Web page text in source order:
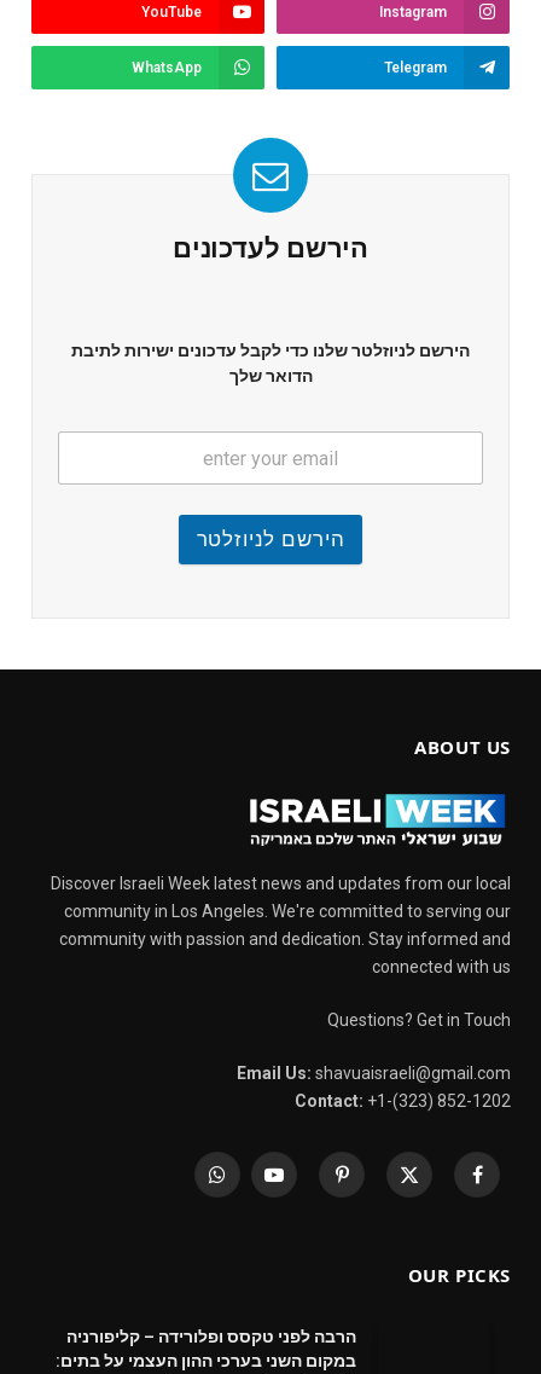
Instagram
YouTube
Telegram
WhatsApp
הירשם לעדכונים
הירשם לניוזלטר שלנו כדי לקבל עדכונים ישירות לתיבת
הדואר שלך
הירשם לניוזלטר
ABOUT US
Discover Israeli Week latest news and updates from our local
community in Los Angeles. We're committed to serving our
community with passion and dedication. Stay informed and
connected with us
Questions? Get in Touch
Email Us: shavuaisraeli@gmail.com
Contact: +1-(323) 852-1202
Facebook
X
Pinterest
YouTube
WhatsApp
OUR PICKS
הרבה לפני טקסס ופלורידה – קליפורניה
במקום השני בערכי ההון העצמי על בתים: